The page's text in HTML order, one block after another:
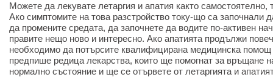
Можете да лекувате летаргия и апатия както
Ако симптомите на това разстройство току-що са започнали
да промените средата, да започнете да водите по-активен
правите нещо ново и интересно. Ако апатията продължи
необходимо да потърсите квалифицирана медицинска
предпише редица лекарства, които ще помогнат за връщане
нормално състояние и ще се отървете от летаргията и